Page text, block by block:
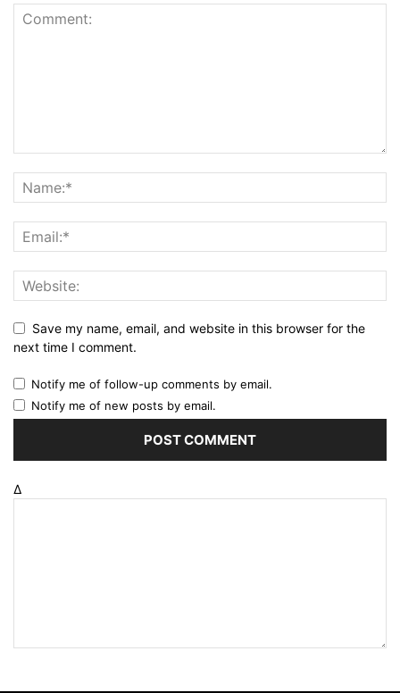
Save my name, email, and website in this browser for the
next time I comment.
Notify me of follow-up comments by email.
Notify me of new posts by email.
Δ